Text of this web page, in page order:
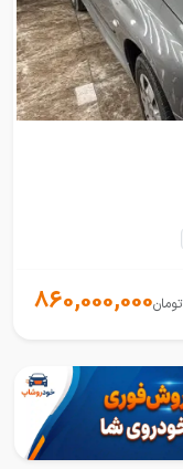
860,000,000تومان